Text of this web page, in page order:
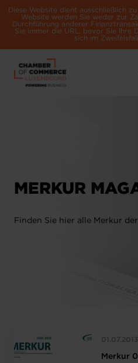
Diese Website dient ausschließlich
Website werden Sie weder zur
Durchführung anderer
Sie immer die URL, bevor Sie Ihre
sich im
MERKUR
Finden Sie hier alle Merkur
01.07.2013
Merkur